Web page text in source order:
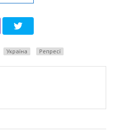
Україна репресї